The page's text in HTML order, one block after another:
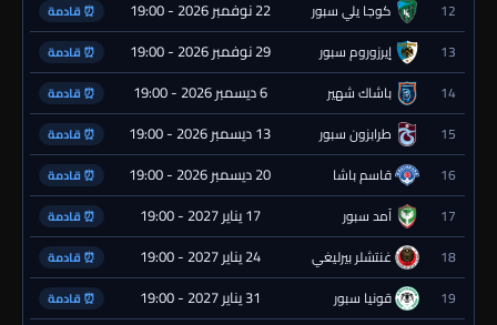
12 كوجا يلي سبور 22 نوفمبر 2026 - 19:00 ⏰ قادمة
13 إيرزوروم سبور 29 نوفمبر 2026 - 19:00 ⏰ قادمة
14 باشاك شهير 6 ديسمبر 2026 - 19:00 ⏰ قادمة
15 طرابزون سبور 13 ديسمبر 2026 - 19:00 ⏰ قادمة
16 قاسم باشا 20 ديسمبر 2026 - 19:00 ⏰ قادمة
17 آمد سبور 17 يناير 2027 - 19:00 ⏰ قادمة
18 غنتشلر بيرليغي 24 يناير 2027 - 19:00 ⏰ قادمة
19 قونيا سبور 31 يناير 2027 - 19:00 ⏰ قادمة